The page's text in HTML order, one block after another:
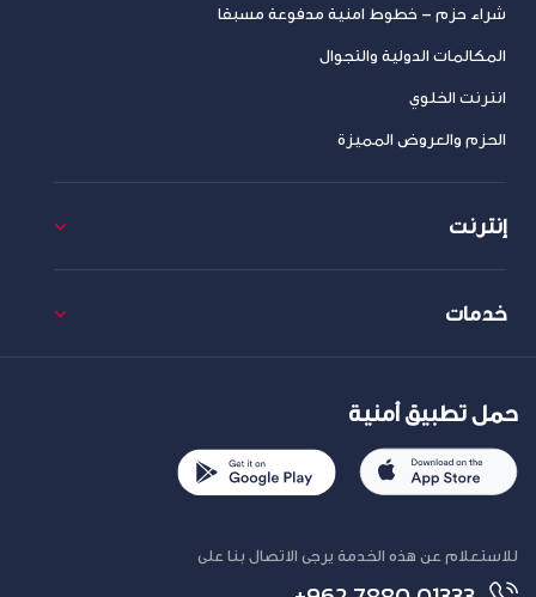
شراء حزم – خطوط امنية مدفوعة مسبقا
المكالمات الدولية والتجوال
انترنت الخلوي
الحزم والعروض المميزة
إنترنت
خدمات
حمل تطبيق أمنية
للاستعلام عن هذه الخدمة يرجى الاتصال بنا على